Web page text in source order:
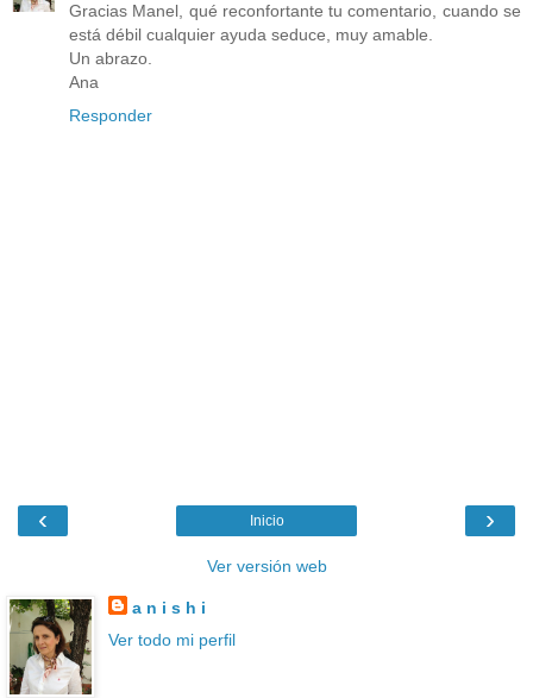
Gracias Manel, qué reconfortante tu comentario, cuando se
está débil cualquier ayuda seduce, muy amable.
Un abrazo.
Ana
Responder
‹ ›
Inicio
Ver versión web
a n i s h i
Ver todo mi perfil